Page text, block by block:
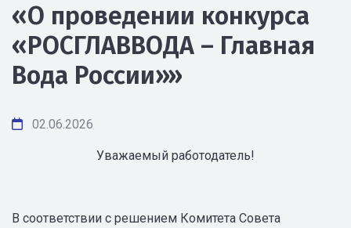
«О проведении конкурса
«РОСГЛАВВОДА – Главная
Вода России»»
02.06.2026
Уважаемый работодатель!
В соответствии с решением Комитета Совета